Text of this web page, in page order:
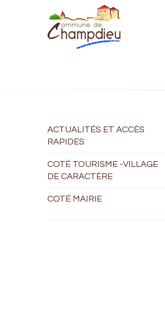
ACTUALITÉS ET ACCÈS
RAPIDES
COTÉ TOURISME -VILLAGE
DE CARACTÈRE
COTÉ MAIRIE